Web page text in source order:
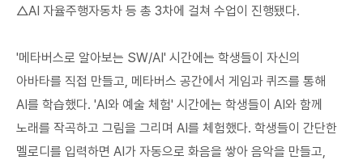
△AI 자율주행자동차 등 총 3차에 걸쳐 수업이 진행됐다.
'메타버스로 알아보는 SW/AI' 시간에는 학생들이 자신의
아바타를 직접 만들고, 메타버스 공간에서 게임과 퀴즈를 통해
AI를 학습했다. 'AI와 예술 체험' 시간에는 학생들이 AI와 함께
노래를 작곡하고 그림을 그리며 AI를 체험했다. 학생들이 간단한
멜로디를 입력하면 AI가 자동으로 화음을 쌓아 음악을 만들고,